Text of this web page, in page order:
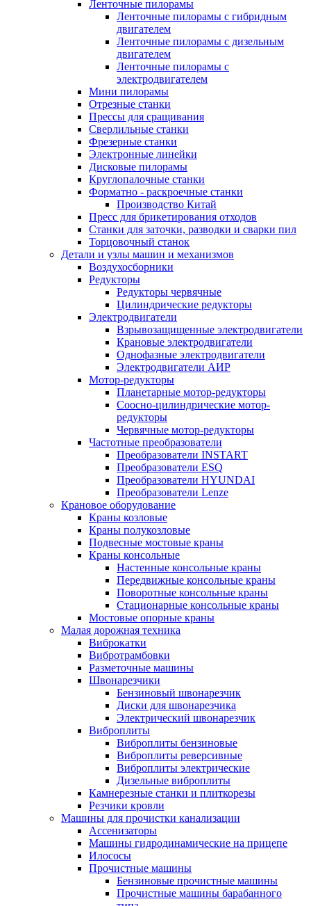
Ленточные пилорамы
Ленточные пилорамы с гибридным
двигателем
Ленточные пилорамы с дизельным
двигателем
Ленточные пилорамы с
электродвигателем
Мини пилорамы
Отрезные станки
Прессы для сращивания
Сверлильные станки
Фрезерные станки
Электронные линейки
Дисковые пилорамы
Круглопалочные станки
Форматно - раскроечные станки
Производство Китай
Пресс для брикетирования отходов
Станки для заточки, разводки и сварки пил
Торцовочный станок
Детали и узлы машин и механизмов
Воздухосборники
Редукторы
Редукторы червячные
Цилиндрические редукторы
Электродвигатели
Взрывозащищенные электродвигатели
Крановые электродвигатели
Однофазные электродвигатели
Электродвигатели АИР
Мотор-редукторы
Планетарные мотор-редукторы
Соосно-цилиндрические мотор-
редукторы
Червячные мотор-редукторы
Частотные преобразователи
Преобразователи INSTART
Преобразователи ESQ
Преобразователи HYUNDAI
Преобразователи Lenze
Крановое оборудование
Краны козловые
Краны полукозловые
Подвесные мостовые краны
Краны консольные
Настенные консольные краны
Передвижные консольные краны
Поворотные консольные краны
Стационарные консольные краны
Мостовые опорные краны
Малая дорожная техника
Виброкатки
Вибротрамбовки
Разметочные машины
Швонарезчики
Бензиновый швонарезчик
Диски для швонарезчика
Электрический швонарезчик
Виброплиты
Виброплиты бензиновые
Виброплиты реверсивные
Виброплиты электрические
Дизельные виброплиты
Камнерезные станки и плиткорезы
Резчики кровли
Машины для прочистки канализации
Ассенизаторы
Машины гидродинамические на прицепе
Илососы
Прочистные машины
Бензиновые прочистные машины
Прочистные машины барабанного